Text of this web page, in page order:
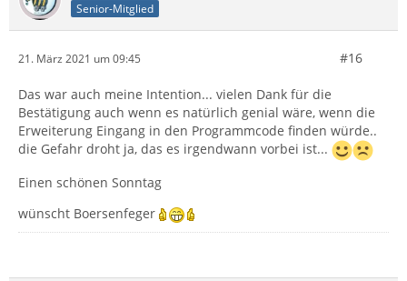
Senior-Mitglied
21. März 2021 um 09:45 #16
Das war auch meine Intention... vielen Dank für die
Bestätigung auch wenn es natürlich genial wäre, wenn die
Erweiterung Eingang in den Programmcode finden würde..
die Gefahr droht ja, das es irgendwann vorbei ist...
Einen schönen Sonntag
wünscht Boersenfeger